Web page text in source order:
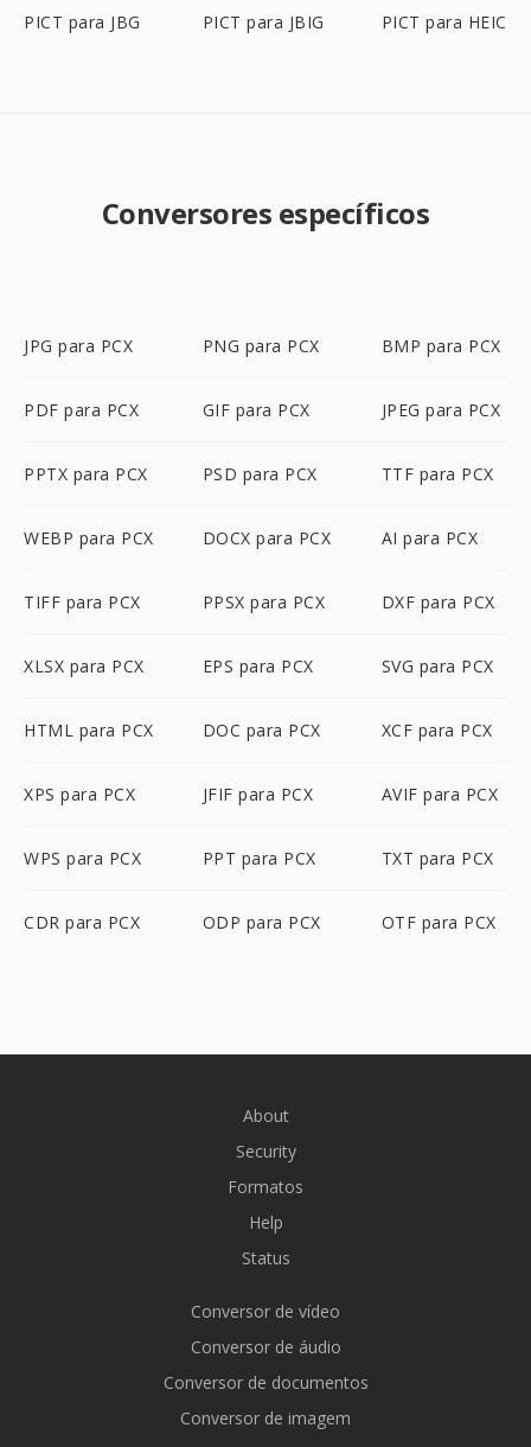
PICT para JBG PICT para JBIG PICT para HEIC
Conversores específicos
JPG para PCX PNG para PCX BMP para PCX
PDF para PCX GIF para PCX JPEG para PCX
PPTX para PCX PSD para PCX TTF para PCX
WEBP para PCX DOCX para PCX AI para PCX
TIFF para PCX PPSX para PCX DXF para PCX
XLSX para PCX EPS para PCX SVG para PCX
HTML para PCX DOC para PCX XCF para PCX
XPS para PCX JFIF para PCX AVIF para PCX
WPS para PCX PPT para PCX TXT para PCX
CDR para PCX ODP para PCX OTF para PCX
About
Security
Formatos
Help
Status
Conversor de vídeo
Conversor de áudio
Conversor de documentos
Conversor de imagem